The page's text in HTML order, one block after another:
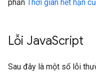
phần Thời gian hết hạn
Lỗi JavaScript
Sau đây là một số lỗi